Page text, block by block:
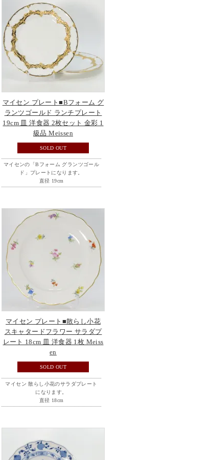
マイセン プレート■Bフォーム グ
ランツゴールド ランチプレート
19cm 皿 洋食器 2枚セット 金彩 1
級品 Meissen
SOLD OUT
マイセンの「Bフォーム グランツゴール
ド」プレートになります。
直径 19cm
マイセン プレート■散らし小花
スキャタードフラワー サラダプ
レート 18cm 皿 洋食器 1枚 Meiss
en
SOLD OUT
マイセン 散らし小花のサラダプレート
になります。
直径 18cm